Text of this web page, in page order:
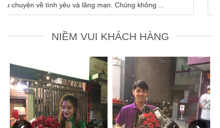
trang thơ đầy màu sắc về tình yêu, nơi ...
NIỀM VUI KHÁCH HÀNG